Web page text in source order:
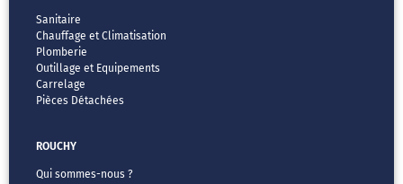
Sanitaire
Chauffage et Climatisation
Plomberie
Outillage et Equipements
Carrelage
Pièces Détachées
ROUCHY
Qui sommes-nous ?